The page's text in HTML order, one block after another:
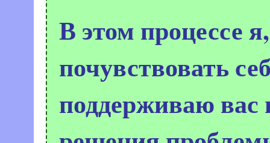
В этом процессе
почувствовать
поддерживаю вас